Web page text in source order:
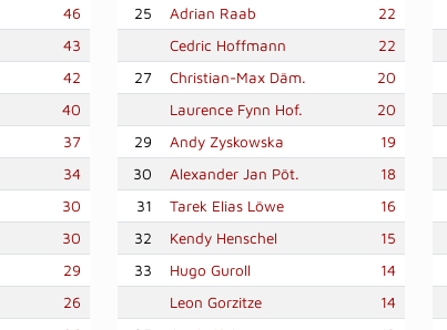
46
43
42
40
37
34
30
30
29
26
25
Adrian Raab
22
Cedric Hoffmann
22
27
Christian-Max Däm.
20
Laurence Fynn Hof.
20
29
Andy Zyskowska
19
30
Alexander Jan Pöt.
18
31
Tarek Elias Löwe
16
32
Kendy Henschel
15
33
Hugo Guroll
14
Leon Gorzitze
14